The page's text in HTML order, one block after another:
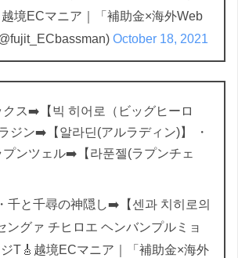
境ECマニア｜「補助金×海外Web
October 18, 2021
クス➡️【빅 히어로（ビッグヒーロ
ジン➡️【알라딘(アルラディン)】 ・
プンツェル➡️【라푼젤(ラプンチェ
千と千尋の神隠し➡️【센과 치히로의
ングァ チヒロエ ヘンバンプルミョ
T🎸越境ECマニア｜「補助金×海外